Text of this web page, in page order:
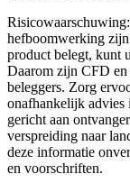
hefboomwerking
product belegt, kunt
Daarom zijn CFD
beleggers. Zorg
onafhankelijk advies
gericht aan
verspreiding naar
deze informatie
en voorschriften.